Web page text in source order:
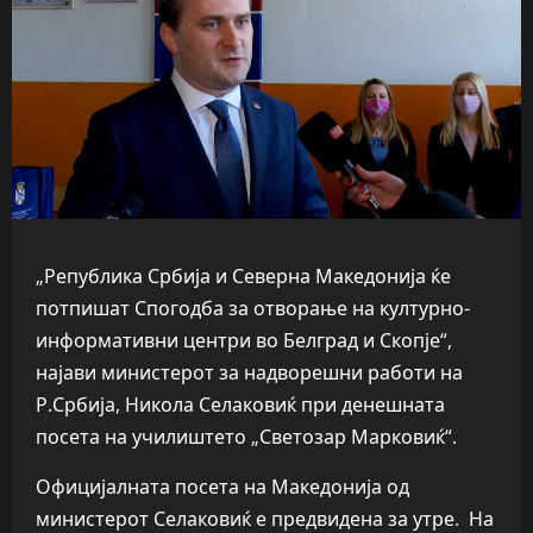
„Република Србија и Северна Македонија ќе
потпишат Спогодба за отворање на културно-
информативни центри во Белград и Скопје“,
најави министерот за надворешни работи на
Р.Србија, Никола Селаковиќ при денешната
посета на училиштето „Светозар Марковиќ“.
Официјалната посета на Македонија од
министерот Селаковиќ е предвидена за утре. На